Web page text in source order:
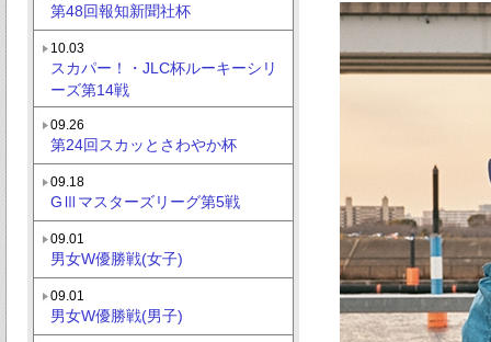
第48回報知新聞社杯
10.03
スカパー！・JLC杯ルーキーシリ
ーズ第14戦
09.26
第24回スカッとさわやか杯
09.18
GⅢマスターズリーグ第5戦
09.01
男女W優勝戦(女子)
09.01
男女W優勝戦(男子)